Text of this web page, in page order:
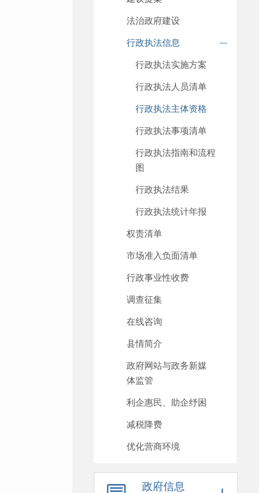
法治政府建设
行政执法信息
行政执法实施方案
行政执法人员清单
行政执法主体资格
行政执法事项清单
行政执法指南和流程
图
行政执法结果
行政执法统计年报
权责清单
市场准入负面清单
行政事业性收费
调查征集
在线咨询
县情简介
政府网站与政务新媒
体监管
利企惠民、助企纾困
减税降费
优化营商环境
政府信息